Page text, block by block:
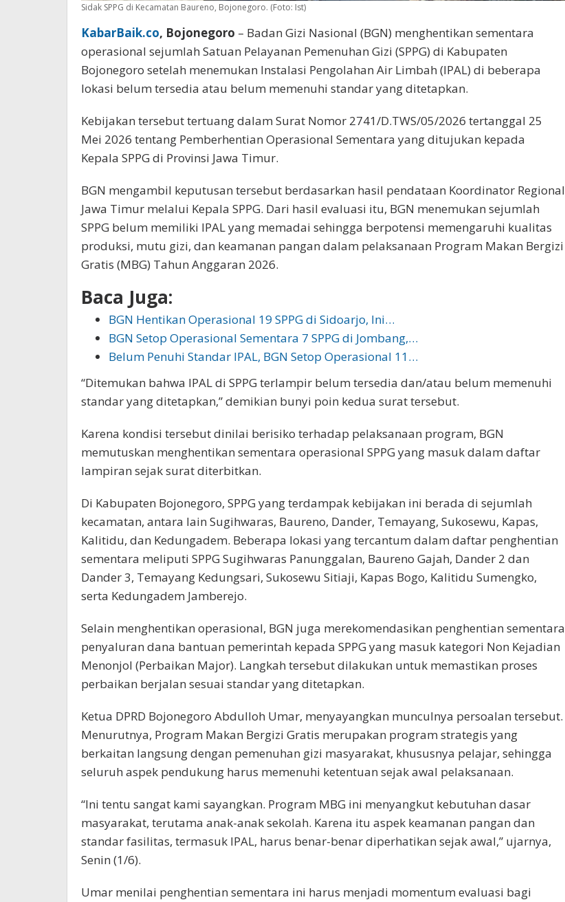
Sidak SPPG di Kecamatan Baureno, Bojonegoro. (Foto: Ist)
KabarBaik.co, Bojonegoro – Badan Gizi Nasional (BGN) menghentikan sementara
operasional sejumlah Satuan Pelayanan Pemenuhan Gizi (SPPG) di Kabupaten
Bojonegoro setelah menemukan Instalasi Pengolahan Air Limbah (IPAL) di beberapa
lokasi belum tersedia atau belum memenuhi standar yang ditetapkan.
Kebijakan tersebut tertuang dalam Surat Nomor 2741/D.TWS/05/2026 tertanggal 25
Mei 2026 tentang Pemberhentian Operasional Sementara yang ditujukan kepada
Kepala SPPG di Provinsi Jawa Timur.
BGN mengambil keputusan tersebut berdasarkan hasil pendataan Koordinator Regional
Jawa Timur melalui Kepala SPPG. Dari hasil evaluasi itu, BGN menemukan sejumlah
SPPG belum memiliki IPAL yang memadai sehingga berpotensi memengaruhi kualitas
produksi, mutu gizi, dan keamanan pangan dalam pelaksanaan Program Makan Bergizi
Gratis (MBG) Tahun Anggaran 2026.
Baca Juga:
BGN Hentikan Operasional 19 SPPG di Sidoarjo, Ini…
BGN Setop Operasional Sementara 7 SPPG di Jombang,…
Belum Penuhi Standar IPAL, BGN Setop Operasional 11…
“Ditemukan bahwa IPAL di SPPG terlampir belum tersedia dan/atau belum memenuhi
standar yang ditetapkan,” demikian bunyi poin kedua surat tersebut.
Karena kondisi tersebut dinilai berisiko terhadap pelaksanaan program, BGN
memutuskan menghentikan sementara operasional SPPG yang masuk dalam daftar
lampiran sejak surat diterbitkan.
Di Kabupaten Bojonegoro, SPPG yang terdampak kebijakan ini berada di sejumlah
kecamatan, antara lain Sugihwaras, Baureno, Dander, Temayang, Sukosewu, Kapas,
Kalitidu, dan Kedungadem. Beberapa lokasi yang tercantum dalam daftar penghentian
sementara meliputi SPPG Sugihwaras Panunggalan, Baureno Gajah, Dander 2 dan
Dander 3, Temayang Kedungsari, Sukosewu Sitiaji, Kapas Bogo, Kalitidu Sumengko,
serta Kedungadem Jamberejo.
Selain menghentikan operasional, BGN juga merekomendasikan penghentian sementara
penyaluran dana bantuan pemerintah kepada SPPG yang masuk kategori Non Kejadian
Menonjol (Perbaikan Major). Langkah tersebut dilakukan untuk memastikan proses
perbaikan berjalan sesuai standar yang ditetapkan.
Ketua DPRD Bojonegoro Abdulloh Umar, menyayangkan munculnya persoalan tersebut.
Menurutnya, Program Makan Bergizi Gratis merupakan program strategis yang
berkaitan langsung dengan pemenuhan gizi masyarakat, khususnya pelajar, sehingga
seluruh aspek pendukung harus memenuhi ketentuan sejak awal pelaksanaan.
“Ini tentu sangat kami sayangkan. Program MBG ini menyangkut kebutuhan dasar
masyarakat, terutama anak-anak sekolah. Karena itu aspek keamanan pangan dan
standar fasilitas, termasuk IPAL, harus benar-benar diperhatikan sejak awal,” ujarnya,
Senin (1/6).
Umar menilai penghentian sementara ini harus menjadi momentum evaluasi bagi